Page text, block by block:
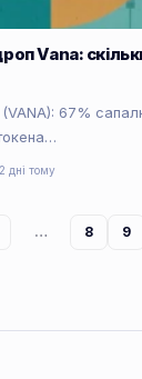
Vana:
67%
2 дні тому
… 8 9